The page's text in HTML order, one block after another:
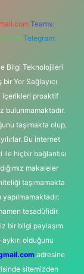
Teams:
0 726 Telegram:
Bilgi Teknolojileri
Yer Sağlayıcı
içerikleri proaktif
bulunmamaktadır.
taşımakta olup,
Bu internet
hiçbir bağlantısı
makaleler
taşımamakta
tesadüfidir.
bir bilgi paylaşım
olduğunu
adresine
sitemizden